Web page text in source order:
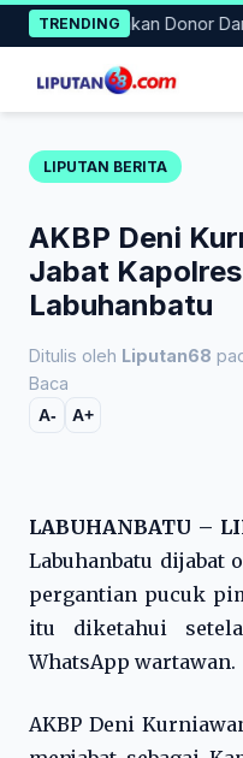
Skip
to
content
TRENDING
Gerakan Donor Darah
LIPUTAN BERITA
AKBP Deni
Jabat
Labuhanbatu
Ditulis oleh Liputan68
Baca
A- A+
LABUHANBATU –
Labuhanbatu dijabat
pergantian pucuk
itu diketahui
WhatsApp wartawan.
AKBP Deni